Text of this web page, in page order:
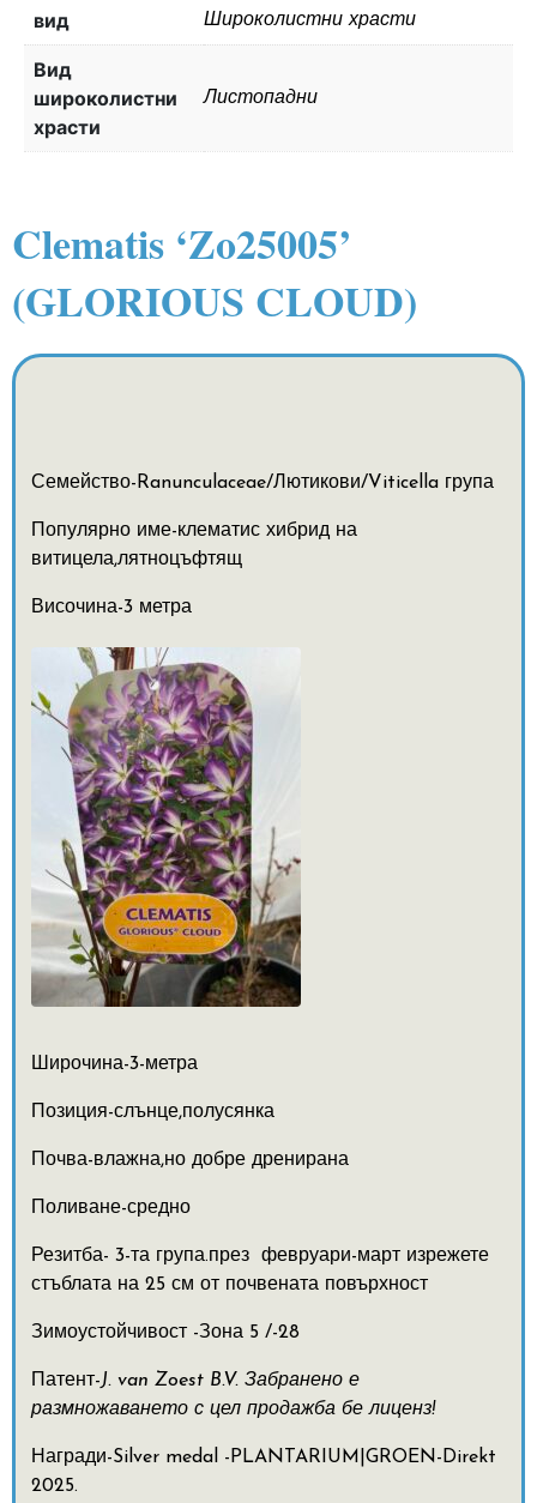
вид Широколистни храсти
Вид
широколистни
храсти
Листопадни
Clematis ‘Zo25005’
(GLORIOUS CLOUD)
Семейство-Ranunculaceae/Лютикови/Viticella група
Популярно име-клематис хибрид на
витицела,лятноцъфтящ
Височина-3 метра
Широчина-3-метра
Позиция-слънце,полусянка
Почва-влажна,но добре дренирана
Поливане-средно
Резитба- 3-та група.през февруари-март изрежете
стъблата на 25 см от почвената повърхност
Зимоустойчивост -Зона 5 /-28
Патент-J. van Zoest B.V. Забранено е
размножаването с цел продажба бе лиценз!
Награди-Silver medal -PLANTARIUM|GROEN-Direkt
2025.